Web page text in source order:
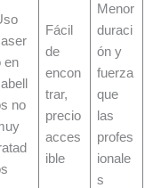
en
no
Fácil
de
encon
trar,
precio
acces
ible
Menor
duraci
ón y
fuerza
que
las
profes
ionale
s